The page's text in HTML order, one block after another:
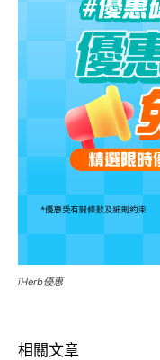
iHerb優惠
相關文章